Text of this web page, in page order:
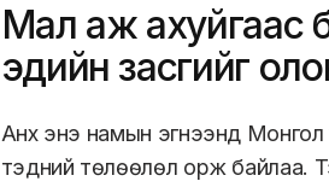
Мал аж ахуйгаас
эдийн засгийг
Анх энэ намын эгнээнд Монгол
тэдний төлөөлөл орж байлаа.